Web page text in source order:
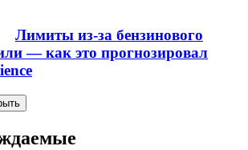
Лимиты из-за бензинового
— как это прогнозировал